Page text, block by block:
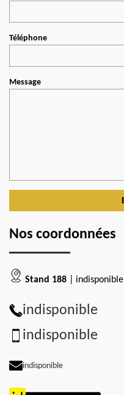
Téléphone
Message
Nos coordonnées
Stand 188 | indisponible
indisponible
indisponible
indisponible